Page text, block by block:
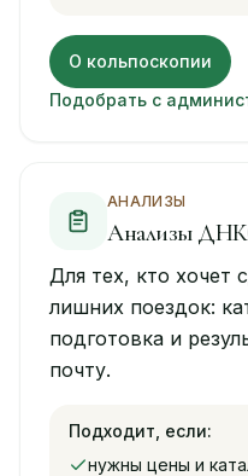
О кольпоскопии
Подобрать с
АНАЛИЗЫ
Анализы
Для тех, кто хочет
лишних поездок:
подготовка и
почту.
Подходит, если:
нужны цены и